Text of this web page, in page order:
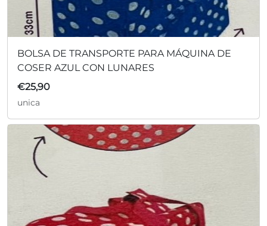
BOLSA DE TRANSPORTE PARA MÁQUINA DE
COSER AZUL CON LUNARES
€25,90
unica